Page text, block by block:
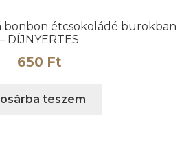
bonbon étcsokoládé burokban
– DÍJNYERTES
650 Ft
teszem